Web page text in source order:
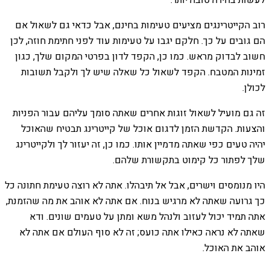
רוב הקייטרינגים מציעים טעימות בחינם, אבל כדאי גם לשאול אם
הם גובים על כך. חלקם יגבו על טעימות עוד לפני חתימת חוזה, לכן
חשוב לבדוק מראש. כמו כן, הקפד לדון בפרטי המקום שלך, כגון
זמינות המטבח. הקפד לשאול כל שאלה שיש לך ולקבל תשובות
לכולן.
זה גם מועיל לשאול זוגות אחרים שאתה סומך עליהם עבור הפניות
והצעות. הקדשת הזמן לדגום אוכל של קייטרינג תבטיח שהאוכל
יהיה טעים כפי שאתה מדמיין אותו. כמו כן, זה יעזור לך ולקייטרינג
שלך לפתור כל קימוט בתקשורת שלהם.
היו מנומסים וישרים, אבל אל תיבהלו. אתה לא רוצה טעימת חתונה כל
כך גרועה שאתה לא מרגיש בנוח. אם אתה לא אוהב את מה שהזמנת,
אתה תמיד יכול לעזוב ולנהל משא ומתן על טעמים שונים. ודא
שאתה לא נראה כאילו אתה כועס; זה לא סוף העולם אם אתה לא
אוהב את האוכל.